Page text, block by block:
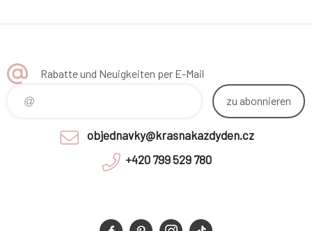
Rabatte und Neuigkeiten per E-Mail
zu abonnieren
objednavky@krasnakazdyden.cz
+420 799 529 780